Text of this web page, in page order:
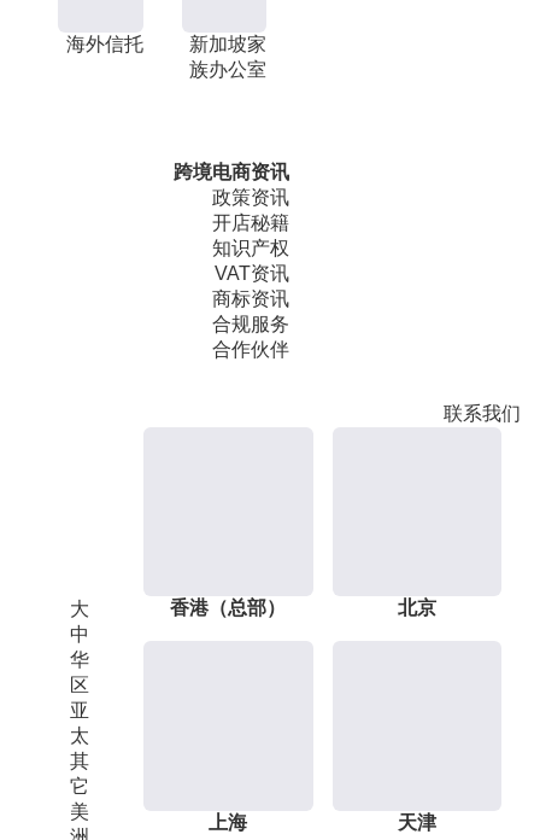
海外信托
新加坡家
族办公室
跨境电商资讯
政策资讯
开店秘籍
知识产权
VAT资讯
商标资讯
合规服务
合作伙伴
联系我们
大
中
华
区
亚
太
其
它
美
香港（总部） 北京
上海 天津